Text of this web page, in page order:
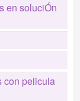
en soluciÓn
con pelicula